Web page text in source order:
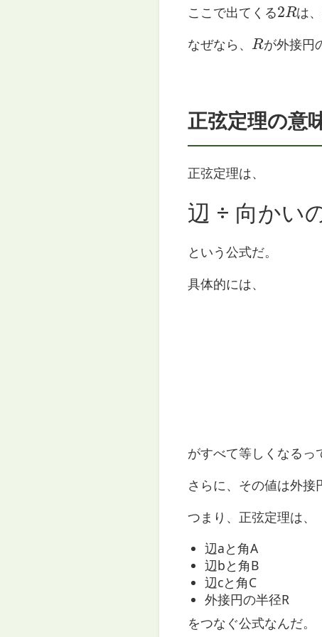
ここで出てくる
は
なぜなら、
R
が外接円
正弦定理の意
正弦定理は、
辺 ÷ 向かい
という公式だ。
具体的には、
がすべて等しくなるっ
さらに、その値は外接
つまり、正弦定理は、
辺aと角A
辺bと角B
辺cと角C
外接円の半径R
をつなぐ公式なんだ。